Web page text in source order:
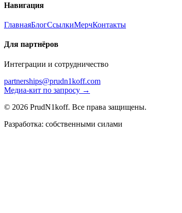
Навигация
ГлавнаяБлогСсылкиМерчКонтакты
Для партнёров
Интеграции и сотрудничество
partnerships@prudn1koff.com
Медиа-кит по запросу →
© 2026 PrudN1koff. Все права защищены.
Разработка: собственными силами